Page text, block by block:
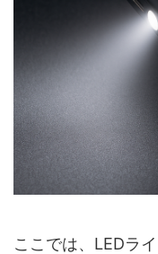
ここでは、LEDラ